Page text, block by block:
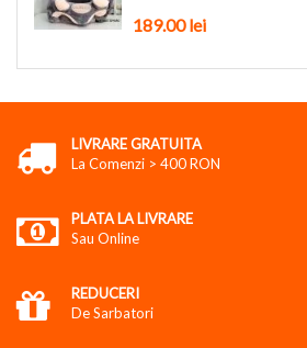
189.00 lei
LIVRARE GRATUITA
La Comenzi > 400 RON
PLATA LA LIVRARE
Sau Online
REDUCERI
De Sarbatori